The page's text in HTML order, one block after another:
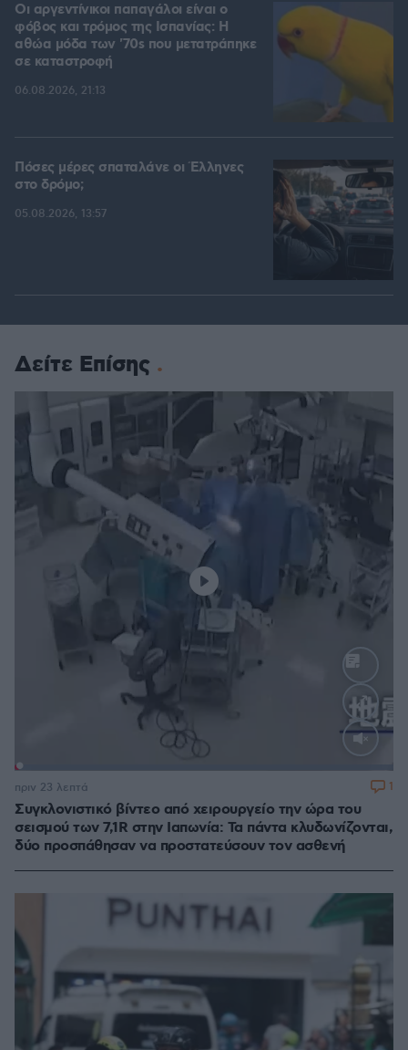
Οι αργεντίνικοι παπαγάλοι είναι ο
φόβος και τρόμος της Ισπανίας: Η
αθώα μόδα των '70s που μετατράπηκε
σε καταστροφή
06.08.2026, 21:13
Πόσες μέρες σπαταλάνε οι Έλληνες
στο δρόμο;
05.08.2026, 13:57
Δείτε Επίσης
Συγκλονιστικό βίντεο από χειρουργείο την ώρα του
σεισμού των 7,1R στην Ιαπωνία: Τα πάντα κλυδωνίζονται,
δύο προσπάθησαν να προστατεύσουν τον ασθενή
πριν 23 λεπτά 1